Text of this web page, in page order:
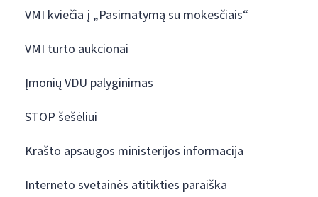
VMI kviečia į „Pasimatymą su mokesčiais“
VMI turto aukcionai
Įmonių VDU palyginimas
STOP šešėliui
Krašto apsaugos ministerijos informacija
Interneto svetainės atitikties paraiška